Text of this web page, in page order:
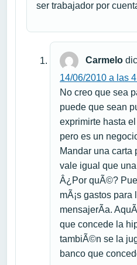
ser trabajador por
Carmelo
14/06/2010 a las
No creo que sea
puede que sean
exprimirte hasta
pero es un
Mandar una carta
vale igual que
Â¿Por quÃ©?
mÃ¡s gastos para
mensajerÃ­a.
que concede la
tambiÃ©n se la
banco que